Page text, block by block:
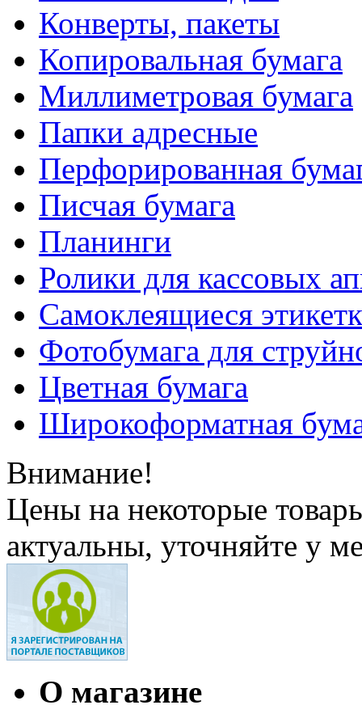
Конверты, пакеты
Копировальная бумага
Миллиметровая бумага
Папки адресные
Перфорированная
Писчая бумага
Планинги
Ролики для кассовых
Самоклеящиеся
Фотобумага для
Цветная бумага
Широкоформатная
Внимание!
Цены на некоторые
актуальны, уточняйте у
О магазине